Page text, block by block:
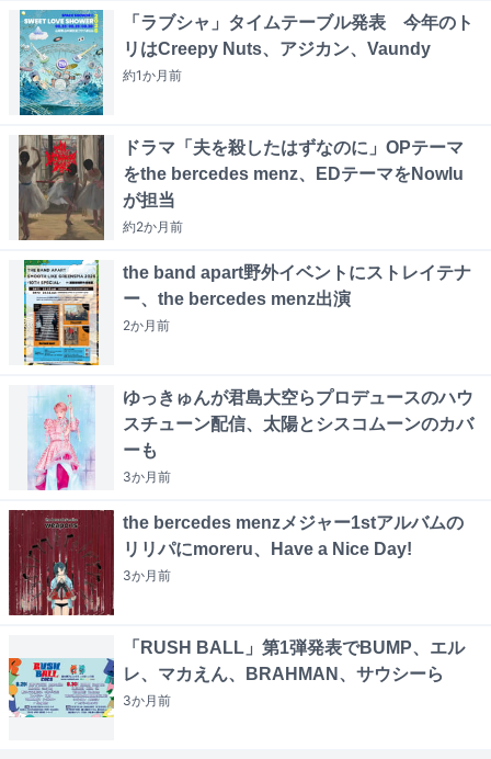
「ラブシャ」タイムテーブル発表 今年のト
リはCreepy Nuts、アジカン、Vaundy
約1か月前
ドラマ「夫を殺したはずなのに」OPテーマ
をthe bercedes menz、EDテーマをNowlu
が担当
約2か月前
the band apart野外イベントにストレイテナ
ー、the bercedes menz出演
2か月前
ゆっきゅんが君島大空らプロデュースのハウ
スチューン配信、太陽とシスコムーンのカバ
ーも
3か月前
the bercedes menzメジャー1stアルバムの
リリパにmoreru、Have a Nice Day!
3か月前
「RUSH BALL」第1弾発表でBUMP、エル
レ、マカえん、BRAHMAN、サウシーら
3か月前